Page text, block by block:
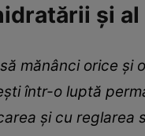
și
mănânci orice
într-o luptă
și cu reglarea